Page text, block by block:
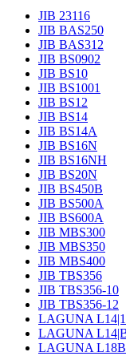
JIB 23116
JIB BAS250
JIB BAS312
JIB BS0902
JIB BS10
JIB BS1001
JIB BS12
JIB BS14
JIB BS14А
JIB BS16N
JIB BS16NH
JIB BS20N
JIB BS450B
JIB BS500A
JIB BS600A
JIB MBS300
JIB MBS350
JIB MBS400
JIB TBS356
JIB TBS356-10
JIB TBS356-12
LAGUNA
LAGUNA
LAGUNA